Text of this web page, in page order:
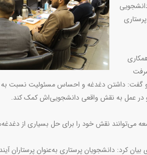
گفت: داشتن دغدغه و احساس مسئولیت نسبت به
در عمل به نقش واقعی دانشجویی‌اش کمک کند.
می‌توانند نقش خود را برای حل بسیاری از
کرد: دانشجویان پرستاری به‌عنوان پرستاران